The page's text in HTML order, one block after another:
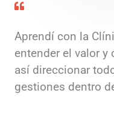
Aprendí con la
entender el valor
así direccionar
gestiones dentro